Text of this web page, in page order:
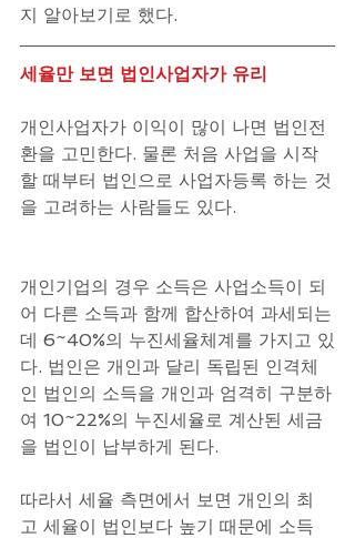
지 알아보기로 했다.
세율만 보면 법인사업자가 유리
개인사업자가 이익이 많이 나면 법인전
환을 고민한다. 물론 처음 사업을 시작
할 때부터 법인으로 사업자등록 하는 것
을 고려하는 사람들도 있다.
개인기업의 경우 소득은 사업소득이 되
어 다른 소득과 함께 합산하여 과세되는
데 6~40%의 누진세율체계를 가지고 있
다. 법인은 개인과 달리 독립된 인격체
인 법인의 소득을 개인과 엄격히 구분하
여 10~22%의 누진세율로 계산된 세금
을 법인이 납부하게 된다.
따라서 세율 측면에서 보면 개인의 최
고 세율이 법인보다 높기 때문에 소득